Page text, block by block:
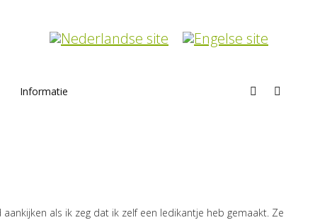
Informatie Search:
als ik zeg dat ik zelf een ledikantje heb gemaakt. Ze